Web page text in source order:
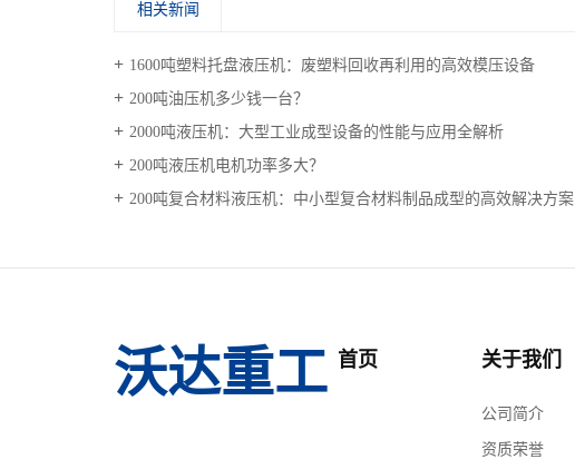
相关新闻
1600吨塑料托盘液压机：废塑料回收再利用的高效模压设备
200吨油压机多少钱一台？
2000吨液压机：大型工业成型设备的性能与应用全解析
200吨液压机电机功率多大？
200吨复合材料液压机：中小型复合材料制品成型的高效解决方案
沃达重工 首页 关于我们
公司简介
资质荣誉